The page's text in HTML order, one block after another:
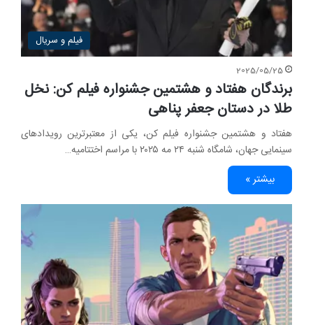
فیلم و سریال
2025/05/25
برندگان هفتاد و هشتمین جشنواره فیلم کن: نخل
طلا در دستان جعفر پناهی
هفتاد و هشتمین جشنواره فیلم کن، یکی از معتبرترین رویدادهای
سینمایی جهان، شامگاه شنبه ۲۴ مه ۲۰۲۵ با مراسم اختتامیه…
بیشتر »